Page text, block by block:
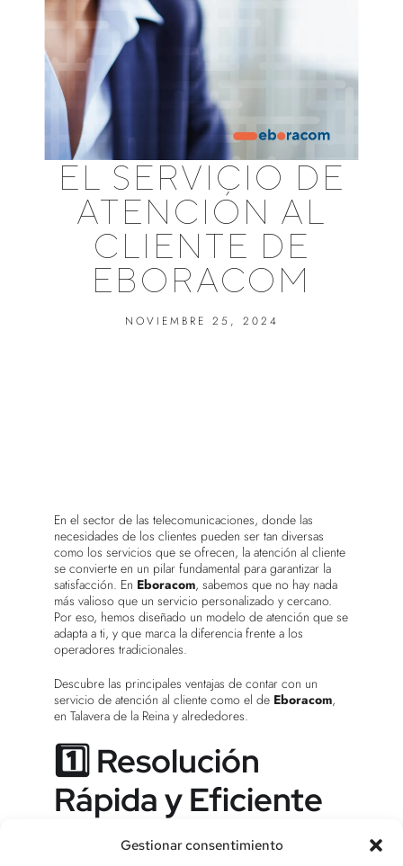
Gestionar consentimiento
EL SERVICIO DE
ATENCIÓN AL
CLIENTE DE
EBORACOM
NOVIEMBRE 25, 2024
En el sector de las telecomunicaciones, donde las
necesidades de los clientes pueden ser tan diversas
como los servicios que se ofrecen, la atención al cliente
se convierte en un pilar fundamental para garantizar la
satisfacción. En Eboracom, sabemos que no hay nada
más valioso que un servicio personalizado y cercano.
Por eso, hemos diseñado un modelo de atención que se
adapta a ti, y que marca la diferencia frente a los
operadores tradicionales.
Descubre las principales ventajas de contar con un
servicio de atención al cliente como el de Eboracom,
en Talavera de la Reina y alrededores.
1️⃣ Resolución
Rápida y Eficiente
de Incidencias